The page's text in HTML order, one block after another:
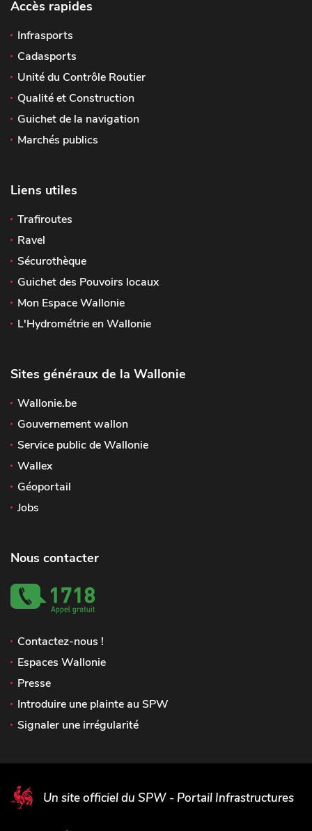
Accès rapides
Infrasports
Cadasports
Unité du Contrôle Routier
Qualité et Construction
Guichet de la navigation
Marchés publics
Liens utiles
Trafiroutes
Ravel
Sécurothèque
Guichet des Pouvoirs locaux
Mon Espace Wallonie
L'Hydrométrie en Wallonie
Sites généraux de la Wallonie
Wallonie.be
Gouvernement wallon
Service public de Wallonie
Wallex
Géoportail
Jobs
Nous contacter
Contactez-nous !
Espaces Wallonie
Presse
Introduire une plainte au SPW
Signaler une irrégularité
Un site officiel du SPW - Portail Infrastructures